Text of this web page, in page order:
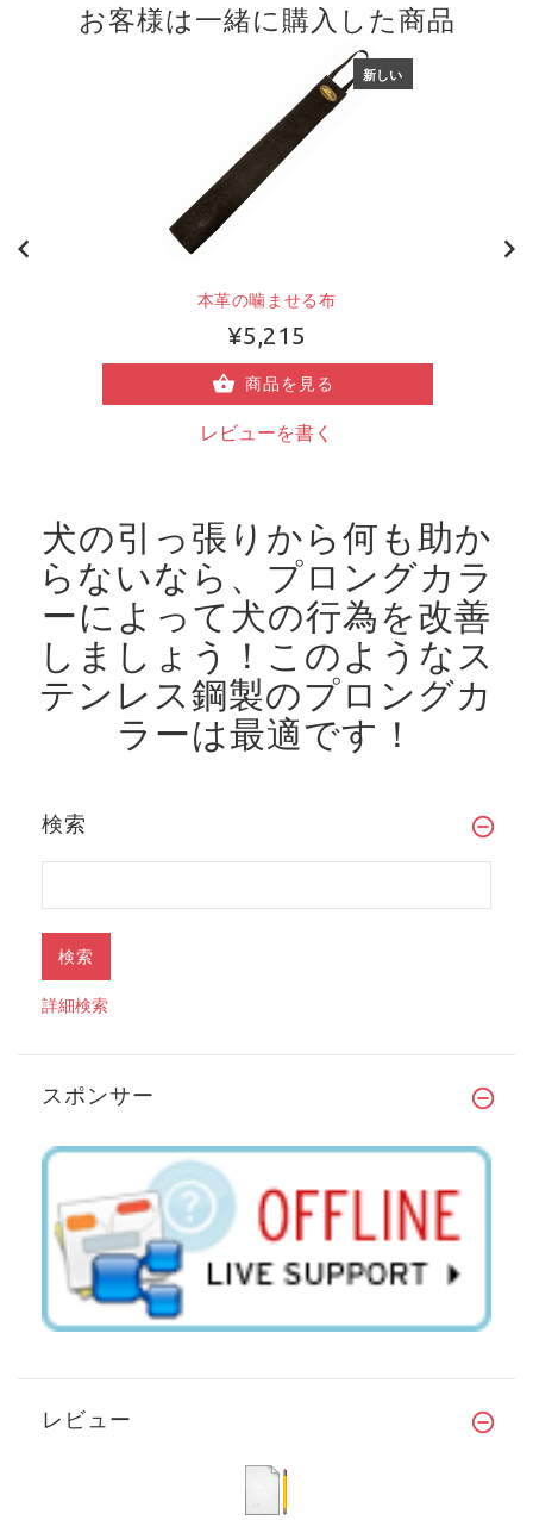
お客様は一緒に購入した商品
新しい
本革の噛ませる布
¥5,215
商品を見る
レビューを書く
犬の引っ張りから何も助か
らないなら、プロングカラ
ーによって犬の行為を改善
しましょう！ このようなス
テンレス鋼製のプロングカ
ラーは最適です！
検索
詳細検索
スポンサー
レビュー